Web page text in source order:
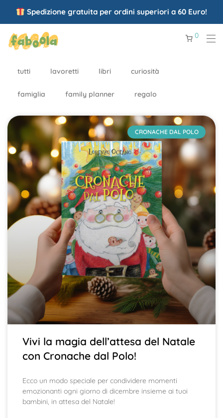
Spedizione gratuita per ordini superiori a 60 Euro!
0
tutti lavoretti libri curiosità
famiglia family planner regalo
CRONACHE DAL POLO
Vivi la magia dell’attesa del Natale
con Cronache dal Polo!
Ecco un modo speciale per condividere momenti
emozionanti ogni giorno di dicembre insieme ai tuoi
bambini, in attesa del Natale!